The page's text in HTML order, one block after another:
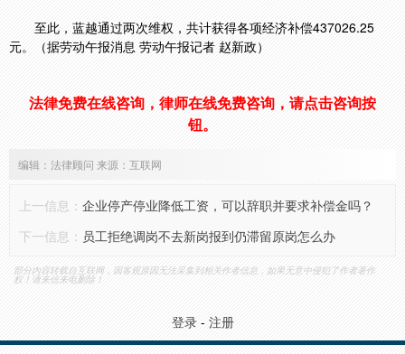
至此，蓝越通过两次维权，共计获得各项经济补偿437026.25
元。（据劳动午报消息 劳动午报记者 赵新政）
法律免费在线咨询，律师在线免费咨询，请点击咨询按
钮。
编辑：法律顾问 来源：互联网
上一信息： 企业停产停业降低工资，可以辞职并要求补偿金吗？
下一信息： 员工拒绝调岗不去新岗报到仍滞留原岗怎么办
部分内容转载自互联网，因客观原因无法采集到相关作者信息，如果无意中侵犯了作者著作
权！请来信来电删除！
登录- 注册